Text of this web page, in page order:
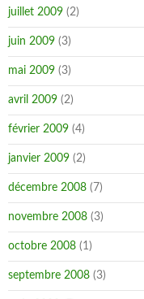
juillet 2009 (2)
juin 2009 (3)
mai 2009 (3)
avril 2009 (2)
février 2009 (4)
janvier 2009 (2)
décembre 2008 (7)
novembre 2008 (3)
octobre 2008 (1)
septembre 2008 (3)